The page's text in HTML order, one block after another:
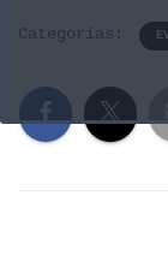
Categorías: